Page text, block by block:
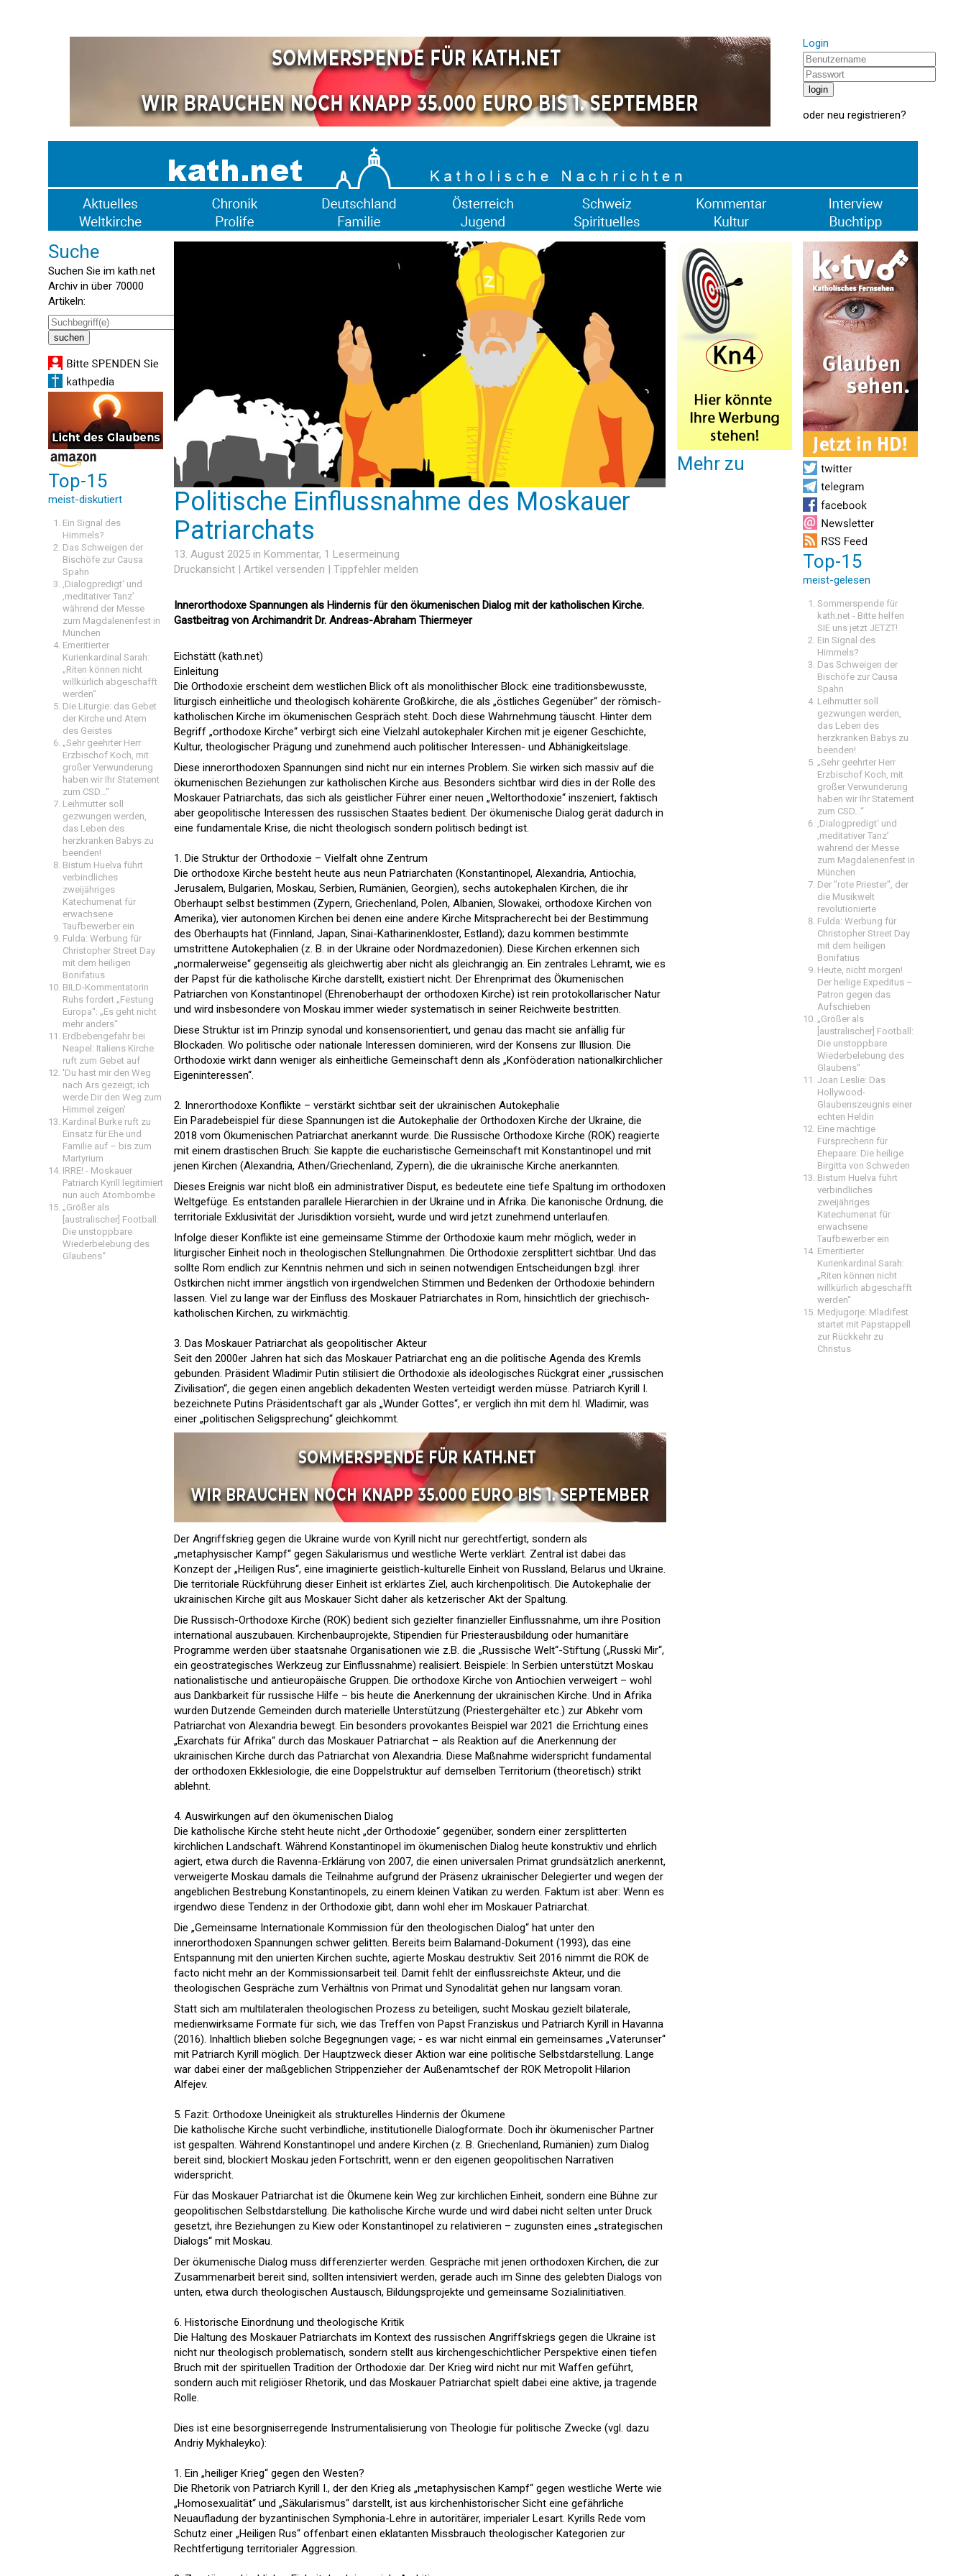
Login
oder neu registrieren?
Suche
Suchen Sie im kath.net
Archiv in über 70000
Artikeln:
Top-15
meist-diskutiert
Ein Signal des
Himmels?
Das Schweigen der
Bischöfe zur Causa
Spahn
‚Dialogpredigt‘ und
‚meditativer Tanz’
während der Messe
zum Magdalenenfest in
München
Emeritierter
Kurienkardinal Sarah:
„Riten können nicht
willkürlich abgeschafft
werden“
Die Liturgie: das Gebet
der Kirche und Atem
des Geistes
„Sehr geehrter Herr
Erzbischof Koch, mit
großer Verwunderung
haben wir Ihr Statement
zum CSD…“
Leihmutter soll
gezwungen werden,
das Leben des
herzkranken Babys zu
beenden!
Bistum Huelva führt
verbindliches
zweijähriges
Katechumenat für
erwachsene
Taufbewerber ein
Fulda: Werbung für
Christopher Street Day
mit dem heiligen
Bonifatius
BILD-Kommentatorin
Ruhs fordert „Festung
Europa“: „Es geht nicht
mehr anders“
Erdbebengefahr bei
Neapel: Italiens Kirche
ruft zum Gebet auf
'Du hast mir den Weg
nach Ars gezeigt; ich
werde Dir den Weg zum
Himmel zeigen'
Kardinal Burke ruft zu
Einsatz für Ehe und
Familie auf – bis zum
Martyrium
IRRE! - Moskauer
Patriarch Kyrill legitimiert
nun auch Atombombe
„Größer als
[australischer] Football:
Die unstoppbare
Wiederbelebung des
Glaubens“
Politische Einflussnahme des Moskauer
Patriarchats
13. August 2025 in Kommentar, 1 Lesermeinung
Druckansicht | Artikel versenden | Tippfehler melden
Innerorthodoxe Spannungen als Hindernis für den ökumenischen Dialog mit der katholischen Kirche.
Gastbeitrag von Archimandrit Dr. Andreas-Abraham Thiermeyer
Eichstätt (kath.net)
Einleitung
Die Orthodoxie erscheint dem westlichen Blick oft als monolithischer Block: eine traditionsbewusste,
liturgisch einheitliche und theologisch kohärente Großkirche, die als „östliches Gegenüber“ der römisch-
katholischen Kirche im ökumenischen Gespräch steht. Doch diese Wahrnehmung täuscht. Hinter dem
Begriff „orthodoxe Kirche“ verbirgt sich eine Vielzahl autokephaler Kirchen mit je eigener Geschichte,
Kultur, theologischer Prägung und zunehmend auch politischer Interessen- und Abhänigkeitslage.
Diese innerorthodoxen Spannungen sind nicht nur ein internes Problem. Sie wirken sich massiv auf die
ökumenischen Beziehungen zur katholischen Kirche aus. Besonders sichtbar wird dies in der Rolle des
Moskauer Patriarchats, das sich als geistlicher Führer einer neuen „Weltorthodoxie“ inszeniert, faktisch
aber geopolitische Interessen des russischen Staates bedient. Der ökumenische Dialog gerät dadurch in
eine fundamentale Krise, die nicht theologisch sondern politisch bedingt ist.
1. Die Struktur der Orthodoxie – Vielfalt ohne Zentrum
Die orthodoxe Kirche besteht heute aus neun Patriarchaten (Konstantinopel, Alexandria, Antiochia,
Jerusalem, Bulgarien, Moskau, Serbien, Rumänien, Georgien), sechs autokephalen Kirchen, die ihr
Oberhaupt selbst bestimmen (Zypern, Griechenland, Polen, Albanien, Slowakei, orthodoxe Kirchen von
Amerika), vier autonomen Kirchen bei denen eine andere Kirche Mitspracherecht bei der Bestimmung
des Oberhaupts hat (Finnland, Japan, Sinai-Katharinenkloster, Estland); dazu kommen bestimmte
umstrittene Autokephalien (z. B. in der Ukraine oder Nordmazedonien). Diese Kirchen erkennen sich
„normalerweise“ gegenseitig als gleichwertig aber nicht als gleichrangig an. Ein zentrales Lehramt, wie es
der Papst für die katholische Kirche darstellt, existiert nicht. Der Ehrenprimat des Ökumenischen
Patriarchen von Konstantinopel (Ehrenoberhaupt der orthodoxen Kirche) ist rein protokollarischer Natur
und wird insbesondere von Moskau immer wieder systematisch in seiner Reichweite bestritten.
Diese Struktur ist im Prinzip synodal und konsensorientiert, und genau das macht sie anfällig für
Blockaden. Wo politische oder nationale Interessen dominieren, wird der Konsens zur Illusion. Die
Orthodoxie wirkt dann weniger als einheitliche Gemeinschaft denn als „Konföderation nationalkirchlicher
Eigeninteressen“.
2. Innerorthodoxe Konflikte – verstärkt sichtbar seit der ukrainischen Autokephalie
Ein Paradebeispiel für diese Spannungen ist die Autokephalie der Orthodoxen Kirche der Ukraine, die
2018 vom Ökumenischen Patriarchat anerkannt wurde. Die Russische Orthodoxe Kirche (ROK) reagierte
mit einem drastischen Bruch: Sie kappte die eucharistische Gemeinschaft mit Konstantinopel und mit
jenen Kirchen (Alexandria, Athen/Griechenland, Zypern), die die ukrainische Kirche anerkannten.
Dieses Ereignis war nicht bloß ein administrativer Disput, es bedeutete eine tiefe Spaltung im orthodoxen
Weltgefüge. Es entstanden parallele Hierarchien in der Ukraine und in Afrika. Die kanonische Ordnung, die
territoriale Exklusivität der Jurisdiktion vorsieht, wurde und wird jetzt zunehmend unterlaufen.
Infolge dieser Konflikte ist eine gemeinsame Stimme der Orthodoxie kaum mehr möglich, weder in
liturgischer Einheit noch in theologischen Stellungnahmen. Die Orthodoxie zersplittert sichtbar. Und das
sollte Rom endlich zur Kenntnis nehmen und sich in seinen notwendigen Entscheidungen bzgl. ihrer
Ostkirchen nicht immer ängstlich von irgendwelchen Stimmen und Bedenken der Orthodoxie behindern
lassen. Viel zu lange war der Einfluss des Moskauer Patriarchates in Rom, hinsichtlich der griechisch-
katholischen Kirchen, zu wirkmächtig.
3. Das Moskauer Patriarchat als geopolitischer Akteur
Seit den 2000er Jahren hat sich das Moskauer Patriarchat eng an die politische Agenda des Kremls
gebunden. Präsident Wladimir Putin stilisiert die Orthodoxie als ideologisches Rückgrat einer „russischen
Zivilisation“, die gegen einen angeblich dekadenten Westen verteidigt werden müsse. Patriarch Kyrill I.
bezeichnete Putins Präsidentschaft gar als „Wunder Gottes“, er verglich ihn mit dem hl. Wladimir, was
einer „politischen Seligsprechung“ gleichkommt.
Der Angriffskrieg gegen die Ukraine wurde von Kyrill nicht nur gerechtfertigt, sondern als
„metaphysischer Kampf“ gegen Säkularismus und westliche Werte verklärt. Zentral ist dabei das
Konzept der „Heiligen Rus“, eine imaginierte geistlich-kulturelle Einheit von Russland, Belarus und Ukraine.
Die territoriale Rückführung dieser Einheit ist erklärtes Ziel, auch kirchenpolitisch. Die Autokephalie der
ukrainischen Kirche gilt aus Moskauer Sicht daher als ketzerischer Akt der Spaltung.
Die Russisch-Orthodoxe Kirche (ROK) bedient sich gezielter finanzieller Einflussnahme, um ihre Position
international auszubauen. Kirchenbauprojekte, Stipendien für Priesterausbildung oder humanitäre
Programme werden über staatsnahe Organisationen wie z.B. die „Russische Welt“-Stiftung („Russki Mir“,
ein geostrategisches Werkzeug zur Einflussnahme) realisiert. Beispiele: In Serbien unterstützt Moskau
nationalistische und antieuropäische Gruppen. Die orthodoxe Kirche von Antiochien verweigert – wohl
aus Dankbarkeit für russische Hilfe – bis heute die Anerkennung der ukrainischen Kirche. Und in Afrika
wurden Dutzende Gemeinden durch materielle Unterstützung (Priestergehälter etc.) zur Abkehr vom
Patriarchat von Alexandria bewegt. Ein besonders provokantes Beispiel war 2021 die Errichtung eines
„Exarchats für Afrika“ durch das Moskauer Patriarchat – als Reaktion auf die Anerkennung der
ukrainischen Kirche durch das Patriarchat von Alexandria. Diese Maßnahme widerspricht fundamental
der orthodoxen Ekklesiologie, die eine Doppelstruktur auf demselben Territorium (theoretisch) strikt
ablehnt.
4. Auswirkungen auf den ökumenischen Dialog
Die katholische Kirche steht heute nicht „der Orthodoxie“ gegenüber, sondern einer zersplitterten
kirchlichen Landschaft. Während Konstantinopel im ökumenischen Dialog heute konstruktiv und ehrlich
agiert, etwa durch die Ravenna-Erklärung von 2007, die einen universalen Primat grundsätzlich anerkennt,
verweigerte Moskau damals die Teilnahme aufgrund der Präsenz ukrainischer Delegierter und wegen der
angeblichen Bestrebung Konstantinopels, zu einem kleinen Vatikan zu werden. Faktum ist aber: Wenn es
irgendwo diese Tendenz in der Orthodoxie gibt, dann wohl eher im Moskauer Patriarchat.
Die „Gemeinsame Internationale Kommission für den theologischen Dialog“ hat unter den
innerorthodoxen Spannungen schwer gelitten. Bereits beim Balamand-Dokument (1993), das eine
Entspannung mit den unierten Kirchen suchte, agierte Moskau destruktiv. Seit 2016 nimmt die ROK de
facto nicht mehr an der Kommissionsarbeit teil. Damit fehlt der einflussreichste Akteur, und die
theologischen Gespräche zum Verhältnis von Primat und Synodalität gehen nur langsam voran.
Statt sich am multilateralen theologischen Prozess zu beteiligen, sucht Moskau gezielt bilaterale,
medienwirksame Formate für sich, wie das Treffen von Papst Franziskus und Patriarch Kyrill in Havanna
(2016). Inhaltlich blieben solche Begegnungen vage; - es war nicht einmal ein gemeinsames „Vaterunser“
mit Patriarch Kyrill möglich. Der Hauptzweck dieser Aktion war eine politische Selbstdarstellung. Lange
war dabei einer der maßgeblichen Strippenzieher der Außenamtschef der ROK Metropolit Hilarion
Alfejev.
5. Fazit: Orthodoxe Uneinigkeit als strukturelles Hindernis der Ökumene
Die katholische Kirche sucht verbindliche, institutionelle Dialogformate. Doch ihr ökumenischer Partner
ist gespalten. Während Konstantinopel und andere Kirchen (z. B. Griechenland, Rumänien) zum Dialog
bereit sind, blockiert Moskau jeden Fortschritt, wenn er den eigenen geopolitischen Narrativen
widerspricht.
Für das Moskauer Patriarchat ist die Ökumene kein Weg zur kirchlichen Einheit, sondern eine Bühne zur
geopolitischen Selbstdarstellung. Die katholische Kirche wurde und wird dabei nicht selten unter Druck
gesetzt, ihre Beziehungen zu Kiew oder Konstantinopel zu relativieren – zugunsten eines „strategischen
Dialogs“ mit Moskau.
Der ökumenische Dialog muss differenzierter werden. Gespräche mit jenen orthodoxen Kirchen, die zur
Zusammenarbeit bereit sind, sollten intensiviert werden, gerade auch im Sinne des gelebten Dialogs von
unten, etwa durch theologischen Austausch, Bildungsprojekte und gemeinsame Sozialinitiativen.
6. Historische Einordnung und theologische Kritik
Die Haltung des Moskauer Patriarchats im Kontext des russischen Angriffskriegs gegen die Ukraine ist
nicht nur theologisch problematisch, sondern stellt aus kirchengeschichtlicher Perspektive einen tiefen
Bruch mit der spirituellen Tradition der Orthodoxie dar. Der Krieg wird nicht nur mit Waffen geführt,
sondern auch mit religiöser Rhetorik, und das Moskauer Patriarchat spielt dabei eine aktive, ja tragende
Rolle.
Dies ist eine besorgniserregende Instrumentalisierung von Theologie für politische Zwecke (vgl. dazu
Andriy Mykhaleyko):
1. Ein „heiliger Krieg“ gegen den Westen?
Die Rhetorik von Patriarch Kyrill I., der den Krieg als „metaphysischen Kampf“ gegen westliche Werte wie
„Homosexualität“ und „Säkularismus“ darstellt, ist aus kirchenhistorischer Sicht eine gefährliche
Neuaufladung der byzantinischen Symphonia-Lehre in autoritärer, imperialer Lesart. Kyrills Rede vom
Schutz einer „Heiligen Rus“ offenbart einen eklatanten Missbrauch theologischer Kategorien zur
Rechtfertigung territorialer Aggression.
Mehr zu
Top-15
meist-gelesen
Sommerspende für
kath.net - Bitte helfen
SIE uns jetzt JETZT!
Ein Signal des
Himmels?
Das Schweigen der
Bischöfe zur Causa
Spahn
Leihmutter soll
gezwungen werden,
das Leben des
herzkranken Babys zu
beenden!
„Sehr geehrter Herr
Erzbischof Koch, mit
großer Verwunderung
haben wir Ihr Statement
zum CSD…“
‚Dialogpredigt‘ und
‚meditativer Tanz’
während der Messe
zum Magdalenenfest in
München
Der "rote Priester", der
die Musikwelt
revolutionierte
Fulda: Werbung für
Christopher Street Day
mit dem heiligen
Bonifatius
Heute, nicht morgen!
Der heilige Expeditus –
Patron gegen das
Aufschieben
„Größer als
[australischer] Football:
Die unstoppbare
Wiederbelebung des
Glaubens“
Joan Leslie: Das
Hollywood-
Glaubenszeugnis einer
echten Heldin
Eine mächtige
Fürsprecherin für
Ehepaare: Die heilige
Birgitta von Schweden
Bistum Huelva führt
verbindliches
zweijähriges
Katechumenat für
erwachsene
Taufbewerber ein
Emeritierter
Kurienkardinal Sarah:
„Riten können nicht
willkürlich abgeschafft
werden“
Medjugorje: Mladifest
startet mit Papstappell
zur Rückkehr zu
Christus